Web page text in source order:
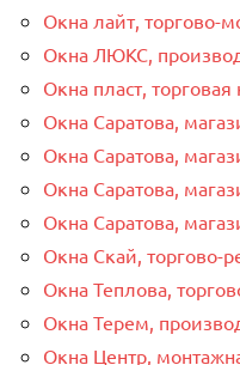
Окна лайт, торгово-
Окна ЛЮКС,
Окна пласт,
Окна Саратова,
Окна Саратова,
Окна Саратова,
Окна Саратова,
Окна Скай, торгово-
Окна Теплова,
Окна Терем,
Окна Центр,